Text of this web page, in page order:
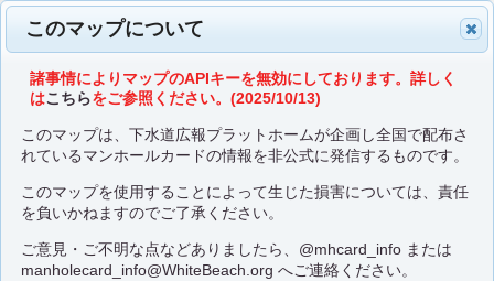
このマップについて
諸事情によりマップのAPIキーを無効にしております。詳しく
はこちらをご参照ください。(2025/10/13)
このマップは、下水道広報プラットホームが企画し全国で配布さ
れているマンホールカードの情報を非公式に発信するものです。
このマップを使用することによって生じた損害については、責任
を負いかねますのでご了承ください。
ご意見・ご不明な点などありましたら、 @mhcard_infoまたは
manholecard_info@WhiteBeach.org へご連絡ください。